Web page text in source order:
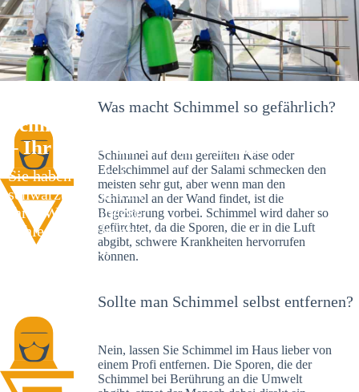
Schimmelexperte in Schlechtenfeld
– Ihr Helfer an Ort und Stelle
Sie haben kürzlich
schwarze Flecken an
Ihrer Wand entdeckt?
Schlechte Nachrichten:
Sie haben einen
Was macht Schimmel so gefährlich?
Schimmel auf dem gereiften Käse oder
Edelschimmel auf der Salami schmecken den
meisten sehr gut, aber wenn man den
Schimmel an der Wand findet, ist die
Begeisterung vorbei. Schimmel wird daher so
gefürchtet, da die Sporen, die er in die Luft
abgibt, schwere Krankheiten hervorrufen
können.
Sollte man Schimmel selbst entfernen?
Nein, lassen Sie Schimmel im Haus lieber von
einem Profi entfernen. Die Sporen, die der
Schimmel bei Berührung an die Umwelt